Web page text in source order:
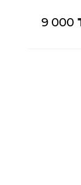
9 000